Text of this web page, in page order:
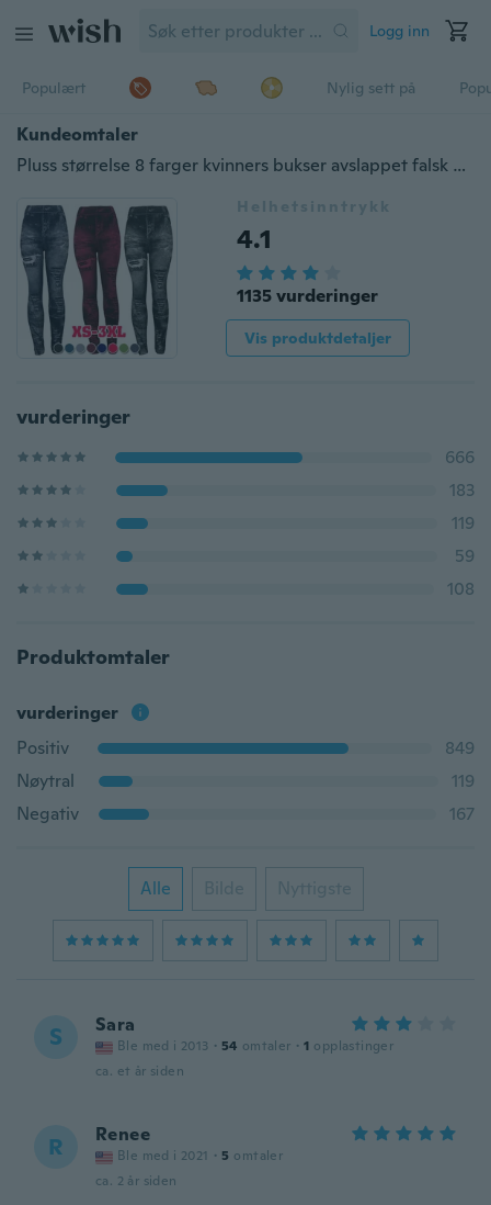
Logg inn
Populært Nylig sett på
Kundeomtaler
Pluss størrelse 8 farger kvinners bukser avslappet falsk denim jeans rippet stretch yoga leggings damer høy midje denim trykk slank tynn tette bukser
Helhetsinntrykk
4.1
1135 vurderinger
Vis produktdetaljer
vurderinger
666
183
119
59
108
Produktomtaler
vurderinger
Positiv
849
Nøytral
119
Negativ
167
Alle Bilde Nyttigste
S Sara
Ble med i 2013 · 54 omtaler · 1 opplastinger
ca. et år siden
R Renee
Ble med i 2021 · 5 omtaler
ca. 2 år siden